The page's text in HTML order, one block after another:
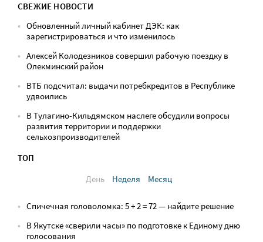
СВЕЖИЕ НОВОСТИ
Обновленный личный кабинет ДЭК: как
зарегистрироваться и что изменилось
Алексей Колодезников совершил рабочую поездку в
Олекминский район
ВТБ подсчитал: выдачи потребкредитов в Республике
удвоились
В Тулагино-Кильдямском наслеге обсудили вопросы
развития территории и поддержки
сельхозпроизводителей
ТОП
День
Неделя Месяц
Спичечная головоломка: 5 + 2 = 72 — найдите решение
В Якутске «сверили часы» по подготовке к Единому дню
голосования